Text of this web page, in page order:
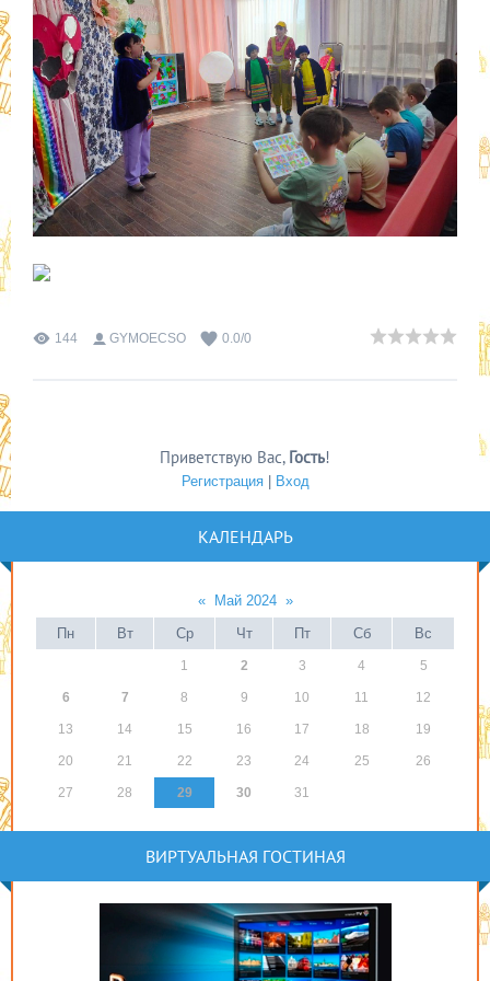
144 GYMOECSO 0.0/0
Приветствую Вас, Гость!
Регистрация| Вход
КАЛЕНДАРЬ
« Май 2024 »
Пн
Вт Ср Чт Пт Сб Вс
1 2 3 4 5
6 7 8 9 10 11 12
13 14 15 16 17 18 19
20 21 22 23 24 25 26
27 28 29 30 31
ВИРТУАЛЬНАЯ ГОСТИНАЯ